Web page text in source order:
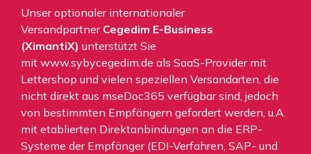
Unser optionaler internationaler
Versandpartner Cegedim E-Business
(XimantiX) unterstützt Sie
mit www.sybycegedim.de als SaaS-Provider mit
Lettershop und vielen speziellen Versandarten, die
nicht direkt aus mseDoc365 verfügbar sind, jedoch
von bestimmten Empfängern gefordert werden, u.A.
mit etablierten Direktanbindungen an die ERP-
Systeme der Empfänger (EDI-Verfahren, SAP- und